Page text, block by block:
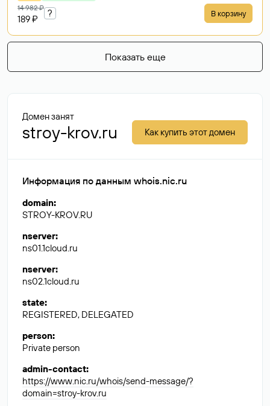
14 982 ₽
189 ₽
? В корзину
Показать еще
Домен занят
stroy-krov.ru Как купить этот домен
Информация по данным whois.nic.ru
domain:
STROY-KROV.RU
nserver:
ns01.1cloud.ru
nserver:
ns02.1cloud.ru
state:
REGISTERED, DELEGATED
person:
Private person
admin-contact:
https://www.nic.ru/whois/send-message/?
domain=stroy-krov.ru